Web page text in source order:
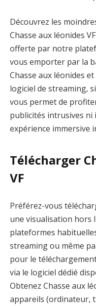
Découvrez les
Chasse aux léonides
offerte par notre
vous emporter par la
Chasse aux léonides
logiciel de streaming,
vous permet de
publicités intrusives
expérience immersive
Télécharger
VF
Préférez-vous
une visualisation hors
plateformes
streaming ou même
pour le
via le logiciel dédié
Obtenez Chasse aux
appareils (ordinateur,